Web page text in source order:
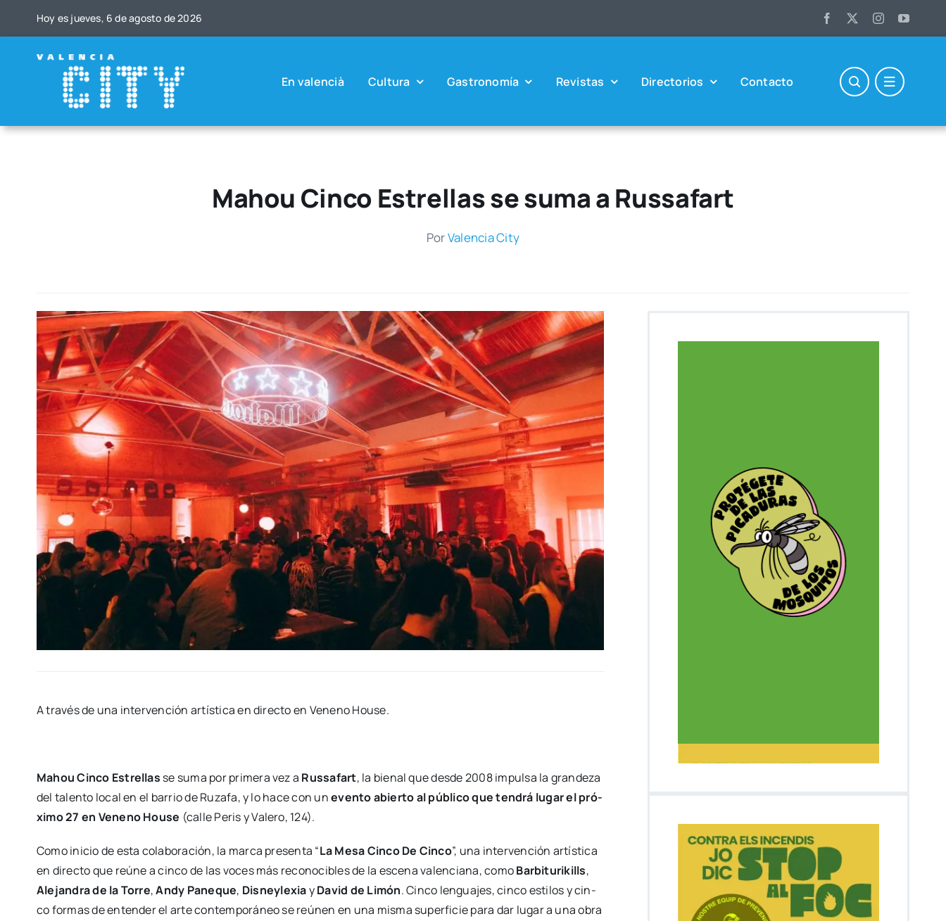
Hoy es jue­ves, 6 de agos­to de 2026
En valen­cià Cul­tu­ra Gas­tro­no­mía Revis­tas Direc­to­rios Con­tac­to
Mahou Cinco Estrellas se suma a Russafart
PorValen­cia City
A tra­vés de una inter­ven­ción artís­ti­ca en direc­to en Veneno Hou­se.
Mahou Cin­co Estre­llas se suma por pri­me­ra vez a Rus­sa­fart, la bie­nal que des­de 2008 impul­sa la gran­de­za
del talen­to local en el barrio de Ruza­fa, y lo hace con uneven­to abier­to al públi­co que ten­drá lugar el pró­
xi­mo 27 en Veneno Hou­se (calle Peris y Vale­ro, 124).
Como ini­cio de esta cola­bo­ra­ción, la mar­ca pre­sen­ta “La Mesa Cin­co De Cin­co”, una inter­ven­ción artís­ti­ca
en direc­to que reúne a cin­co de las voces más reco­no­ci­bles de la esce­na valen­cia­na, comoBar­bi­tu­ri­kills,
Ale­jan­dra de la Torre,Andy Pane­que, Dis­ney­le­xiayDavid de Limón. Cin­co len­gua­jes, cin­co esti­los y cin­
co for­mas de enten­der el arte con­tem­po­rá­neo se reúnen en una mis­ma super­fi­cie para dar lugar a una obra